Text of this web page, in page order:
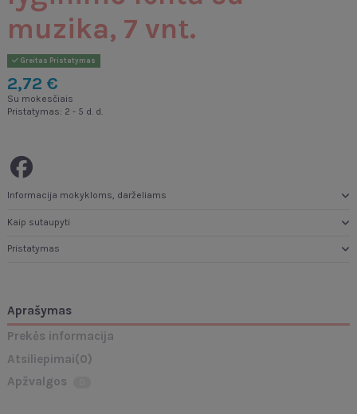
muzika, 7 vnt.
Greitas Pristatymas
2,72 €
Su mokesčiais
Pristatymas: 2 - 5 d. d.
Informacija mokykloms, darželiams
Kaip sutaupyti
Pristatymas
Aprašymas
Prekės informacija
Atsiliepimai(0)
Apžvalgos